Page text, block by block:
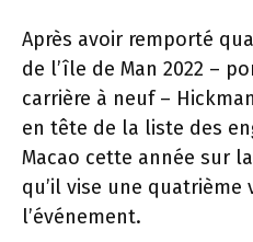
Après avoir remporté
de l’île de Man 2022 –
carrière à neuf –
en tête de la liste des
Macao cette année sur
qu’il vise une quatrième
l’événement.